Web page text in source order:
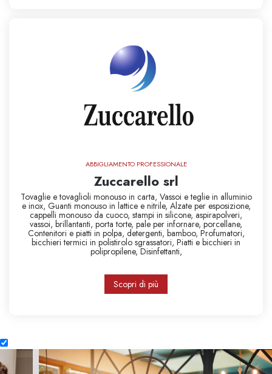
ABBIGLIAMENTO PROFESSIONALE
Zuccarello srl
Tovaglie e tovaglioli monouso in carta, Vassoi e teglie in alluminio
e inox, Guanti monouso in lattice e nitrile, Alzate per esposizione,
cappelli monouso da cuoco, stampi in silicone, aspirapolveri,
vassoi, brillantanti, porta torte, pale per infornare, porcellane,
Contenitori e piatti in polpa, detergenti, bamboo, Profumatori,
bicchieri termici in polistirolo sgrassatori, Piatti e bicchieri in
polipropilene, Disinfettanti,
Scopri di più